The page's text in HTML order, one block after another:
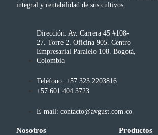
integral y rentabilidad de sus cultivos
Dirección: Av. Carrera 45 #108-
27. Torre 2. Oficina 905. Centro
Empresarial Paralelo 108. Bogotá,
Colombia
Teléfono: +57 323 2203816
+57 601 404 3723
E-mail: contacto@avgust.com.co
Nosotros Productos